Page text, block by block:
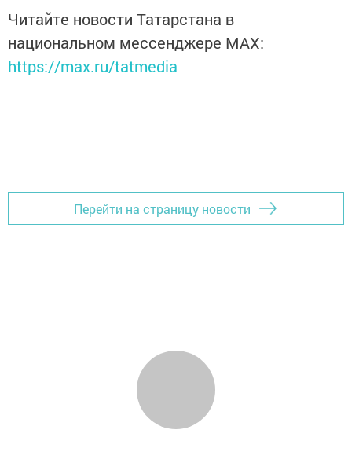
Читайте новости Татарстана в
национальном мессенджере MАХ:
https://max.ru/tatmedia
Перейти на страницу новости